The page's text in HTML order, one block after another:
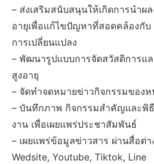
– ส่งเสริมสนับสนุนให้เกิดการนำผ
อายุเพื่อแก้ไขปัญหาที่สอดคล้องกั
การเปลี่ยนแปลง
– พัฒนารูปแบบการจัดสวัสดิการแ
สูงอายุ
– จัดทำจดหมายข่าวกิจกรรมของห
– บันทึกภาพ กิจกรรมสำคัญและพิ
งาน เพื่อเผยแพร่ประชาสัมพันธ์
– เผยแพร่ข้อมูลข่าวสาร ผ่านสื่อต่า
Wedsite, Youtube, Tiktok, Line